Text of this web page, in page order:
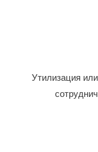
Утилизация